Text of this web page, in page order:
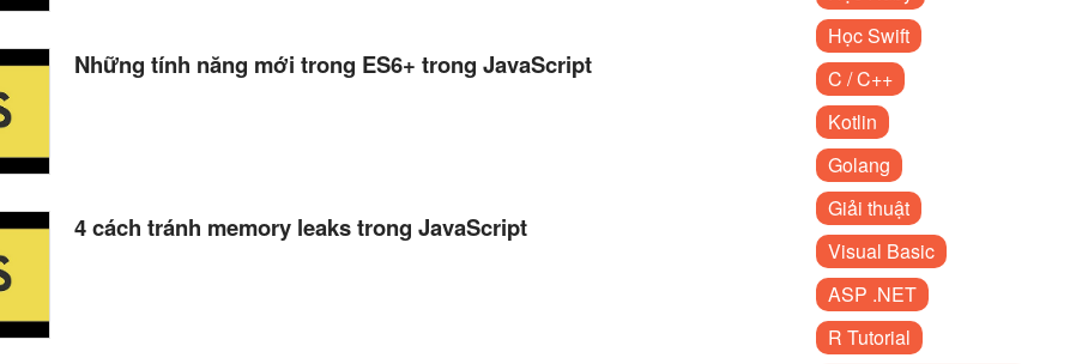
Những tính năng mới trong ES6+ trong JavaScript
4 cách tránh memory leaks trong JavaScript
Học Swift
C / C++
Kotlin
Golang
Giải thuật
Visual Basic
ASP .NET
R Tutorial